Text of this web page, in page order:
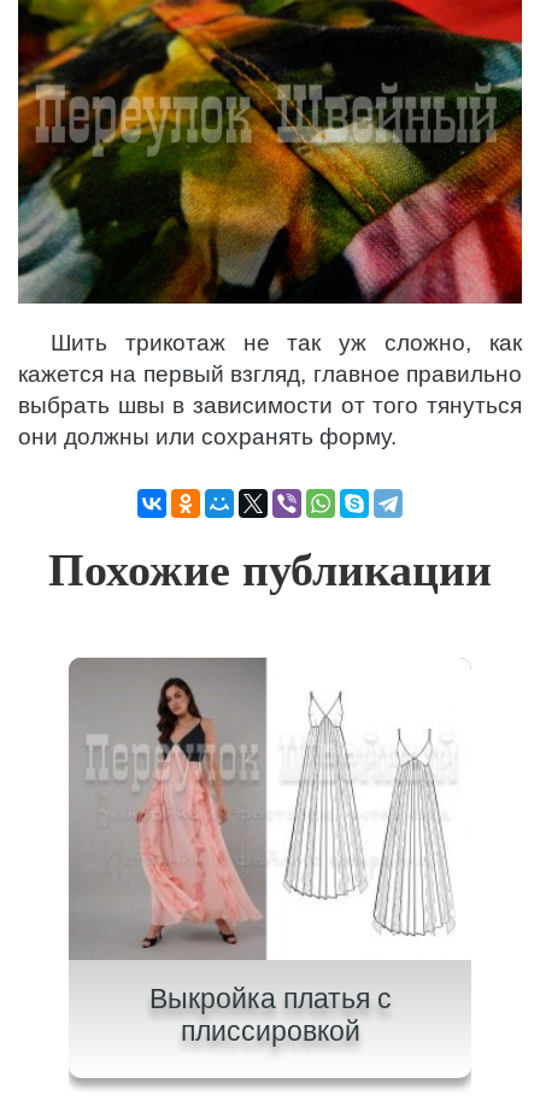
Шить трикотаж не так уж сложно, как
кажется на первый взгляд, главное правильно
выбрать швы в зависимости от того тянуться
они должны или сохранять форму.
Похожие публикации
Выкройка платья с
плиссировкой